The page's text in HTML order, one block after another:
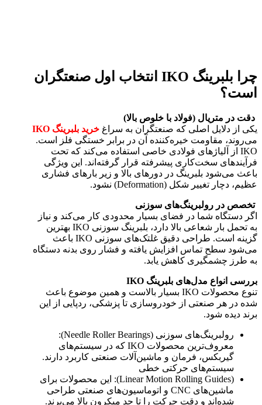
چرا بلبرینگ IKO انتخاب اول صنعتگران
است؟
دقت در متریال (فولاد با خلوص بالا)
یکی از دلایل اصلی که صنعتگران به سراغ خرید بلبرینگ IKO
می‌روند، مقاومت خیره‌کننده آن در برابر خستگی فلز است.
IKO از آلیاژهای فولادی خاصی استفاده می‌کند که تحت
فرآیندهای سخت‌کاری پیشرفته قرار گرفته‌اند. این ویژگی
باعث می‌شود بلبرینگ در دورهای بالا و زیر بارهای فشاری
عظیم، دچار تغییر شکل (Deformation) نشود.
تخصص در رولبرینگ‌های سوزنی
اگر دستگاه شما در فضای بسیار محدودی کار می‌کند و نیاز
به تحمل بار شعاعی بالا دارد، بلبرینگ سوزنی IKO بهترین
گزینه است. طراحی دقیق غلتک‌های سوزنی IKO باعث
می‌شود سطح تماس افزایش یافته و فشار روی بدنه دستگاه
به طرز چشمگیری کاهش یابد.
بررسی انواع مدل‌های بلبرینگ IKO
تنوع محصولات IKO بسیار بالاست و همین موضوع باعث
شده در هر صنعتی از خودروسازی تا پزشکی، ردپایی از این
برند دیده شود.
رولبرینگ‌های سوزنی (Needle Roller Bearings):
معروف‌ترین محصولات IKO که در سیستم‌های
گیربکس، فرمان و ماشین‌آلات صنعتی کاربرد دارند.
سیستم‌های حرکتی خطی
(Linear Motion Rolling Guides): این محصولات برای
ماشین‌های CNC و اتوماسیون‌های صنعتی طراحی
شده‌اند و دقت حرکت را تا حد میکرون بالا می‌برند.